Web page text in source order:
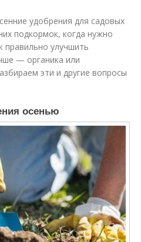
удобрения для садовых
подкормок, когда нужно
правильно улучшить
— органика или
эти и другие вопросы
осенью